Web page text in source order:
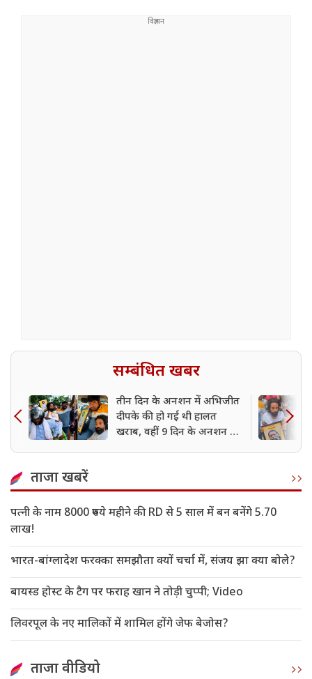
सम्बंधित खबर
तीन दिन के अनशन में अभिजीत
दीपके की हो गई थी हालत
खराब, वहीं 9 दिन के अनशन के
ताजा खबरें
पत्नी के नाम 8000 रुपये महीने की RD से 5 साल में बन बनेंगे 5.70
लाख!
भारत-बांग्लादेश फरक्का समझौता क्यों चर्चा में, संजय झा क्या बोले?
बायस्ड होस्ट के टैग पर फराह खान ने तोड़ी चुप्पी; Video
लिवरपूल के नए मालिकों में शामिल होंगे जेफ बेजोस?
ताजा वीडियो